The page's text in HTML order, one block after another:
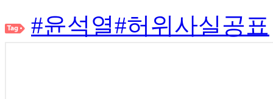
#윤석열#허위사실공표